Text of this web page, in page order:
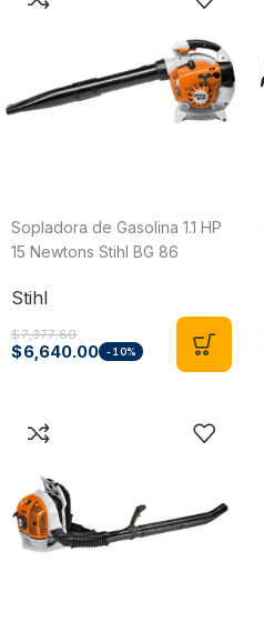
Sopladora de Gasolina 1.1 HP
15 Newtons Stihl BG 86
Stihl
$7,377.60
$6,640.00 -10%